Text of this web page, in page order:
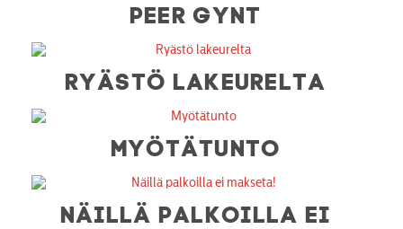
PEER GYNT
RYÄSTÖ LAKEURELTA
MYÖTÄTUNTO
NÄILLÄ PALKOILLA EI